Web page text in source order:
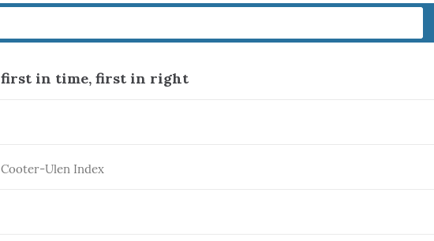
first in time, first in right
Cooter-Ulen Index